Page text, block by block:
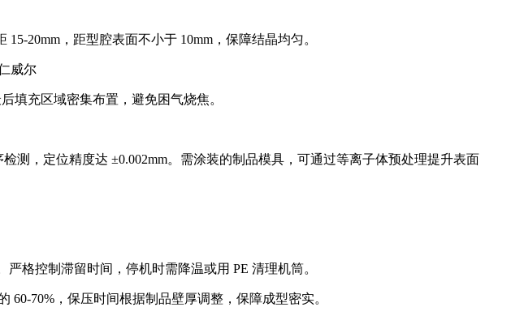
20mm，距型腔表面不小于 10mm，保障结晶均匀。
填充区域密集布置，避免困气烧焦。
测，定位精度达 ±0.002mm。需涂装的制品模具，可通过等离子体预处理提升表面
格控制滞留时间，停机时需降温或用 PE 清理机筒。
70%，保压时间根据制品壁厚调整，保障成型密实。